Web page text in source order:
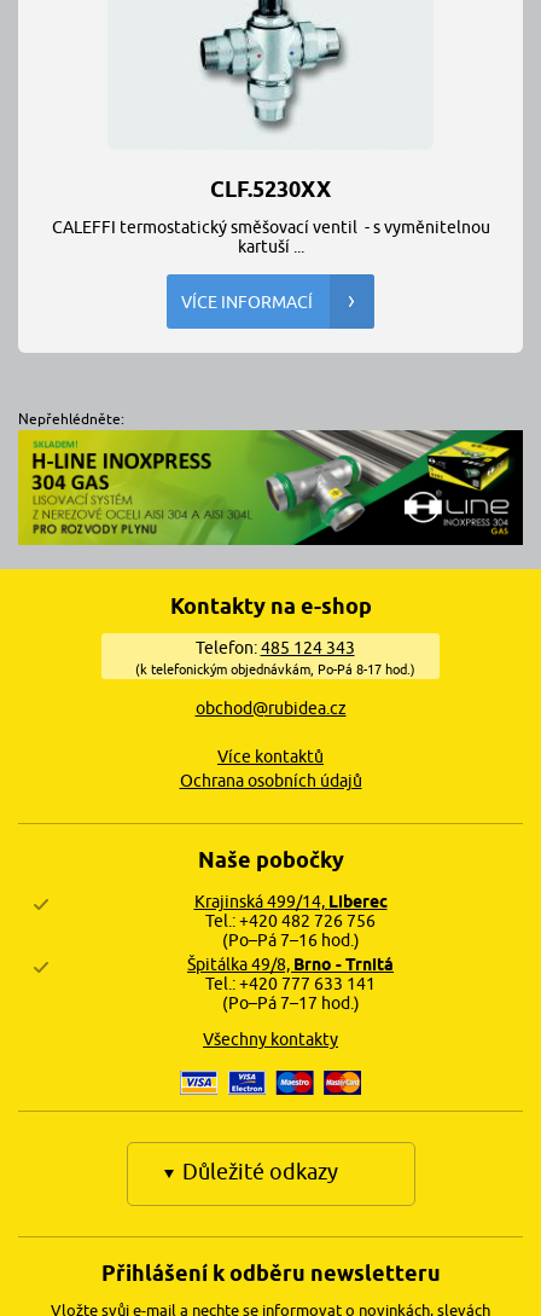
CLF.5230XX
CALEFFI termostatický směšovací ventil - s vyměnitelnou
kartuší ...
VÍCE INFORMACÍ
Nepřehlédněte:
Kontakty na e-shop
Telefon:485 124 343
(k telefonickým objednávkám, Po-Pá 8-17 hod.)
obchod@rubidea.cz
Více kontaktů
Ochrana osobních údajů
Naše pobočky
Krajinská 499/14, Liberec
Tel.: +420 482 726 756
(Po–Pá 7–16 hod.)
Špitálka 49/8, Brno - Trnitá
Tel.: +420 777 633 141
(Po–Pá 7–17 hod.)
Všechny kontakty
Důležité odkazy
Přihlášení k odběru newsletteru
Vložte svůj e-mail a nechte se informovat o novinkách, slevách